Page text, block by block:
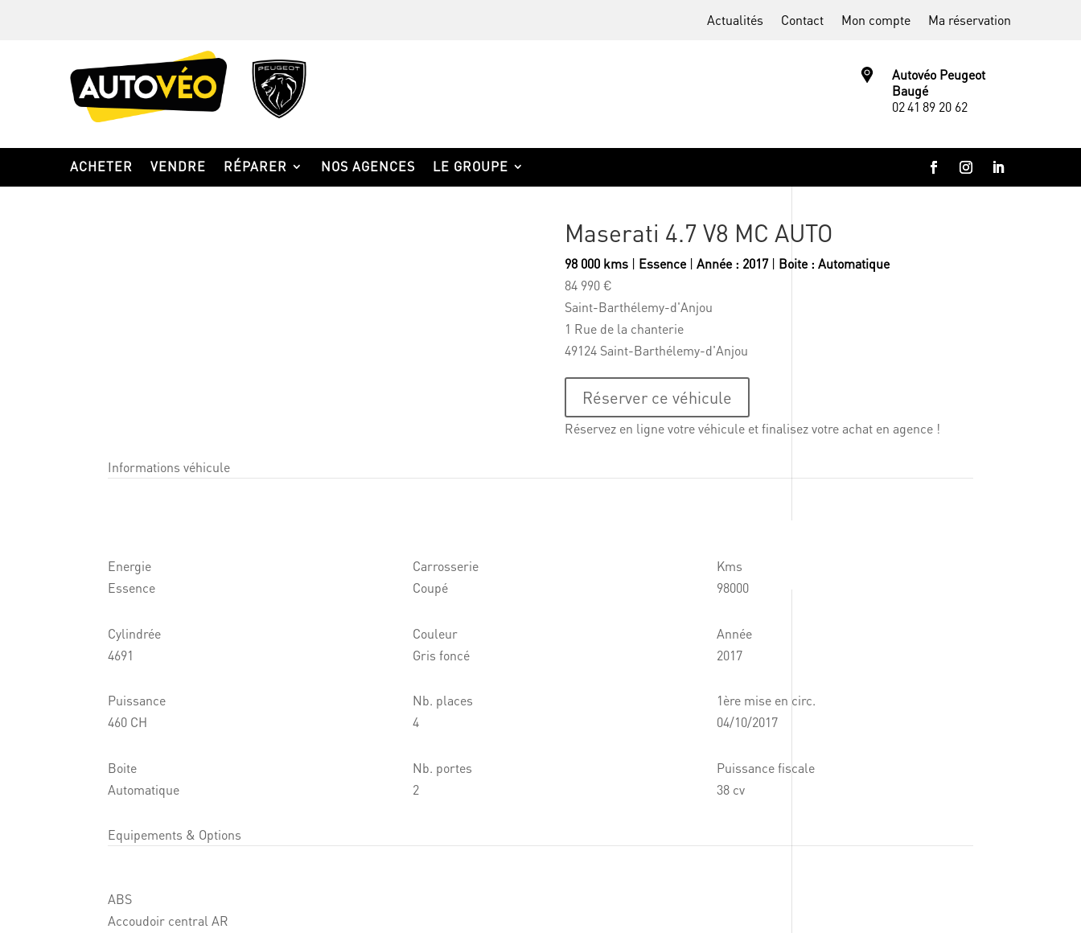
Actualités Contact Mon compte Ma réservation
Autovéo Peugeot
Baugé
02 41 89 20 62
ACHETER VENDRE RÉPARER NOS AGENCES LE GROUPE
Maserati 4.7 V8 MC AUTO
98 000 kms| Essence| Année : 2017| Boite : Automatique
84 990 €
Saint-Barthélemy-d'Anjou
1 Rue de la chanterie
49124 Saint-Barthélemy-d'Anjou
Réserver ce véhicule
Réservez en ligne votre véhicule et finalisez votre achat en agence !
Informations véhicule
Energie
Essence
Cylindrée
4691
Puissance
460 CH
Boite
Automatique
Carrosserie
Coupé
Couleur
Gris foncé
Nb. places
4
Nb. portes
2
Kms
98000
Année
2017
1ère mise en circ.
04/10/2017
Puissance fiscale
38 cv
Equipements & Options
ABS
Accoudoir central AR